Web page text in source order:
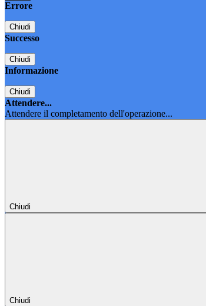
Errore
Chiudi
Successo
Chiudi
Informazione
Chiudi
Attendere...
Attendere il completamento dell'operazione...
Chiudi
Chiudi